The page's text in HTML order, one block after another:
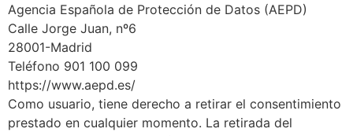
Agencia Española de Protección de Datos (AEPD)
Calle Jorge Juan, nº6
28001-Madrid
Teléfono 901 100 099
https://www.aepd.es/
Como usuario, tiene derecho a retirar el consentimiento
prestado en cualquier momento. La retirada del